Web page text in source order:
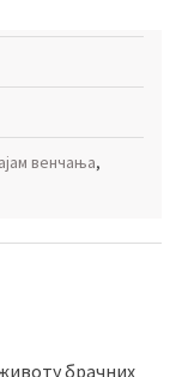
венчања,
брачних